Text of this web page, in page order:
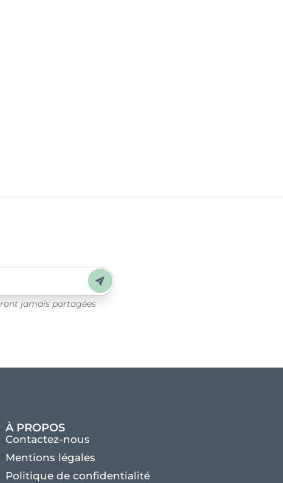
jamais partagées
Envoyer
À PROPOS
Contactez-nous
Mentions légales
Politique de confidentialité